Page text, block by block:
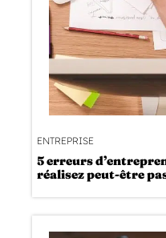
ENTREPRISE
5 erreurs
réalisez peut-être